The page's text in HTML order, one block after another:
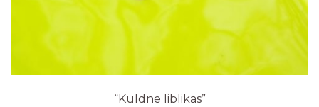
“Kuldne liblikas”